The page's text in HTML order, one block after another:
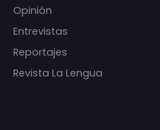
Opinión
Entrevistas
Reportajes
Revista La Lengua